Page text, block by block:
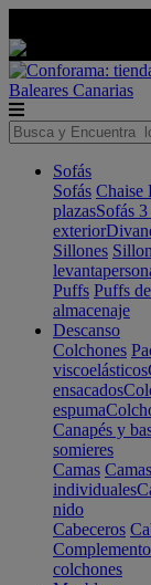
Baleares Canarias
Sofás
Sofás Chaise
plazasSofás
exterior
Sillones
Puffs Puffs
almacenaje
Descanso
Colchones
viscoelásticos
ensacados
espuma
Canapés y
somieres
Camas
individuales
nido
Cabeceros
colchones